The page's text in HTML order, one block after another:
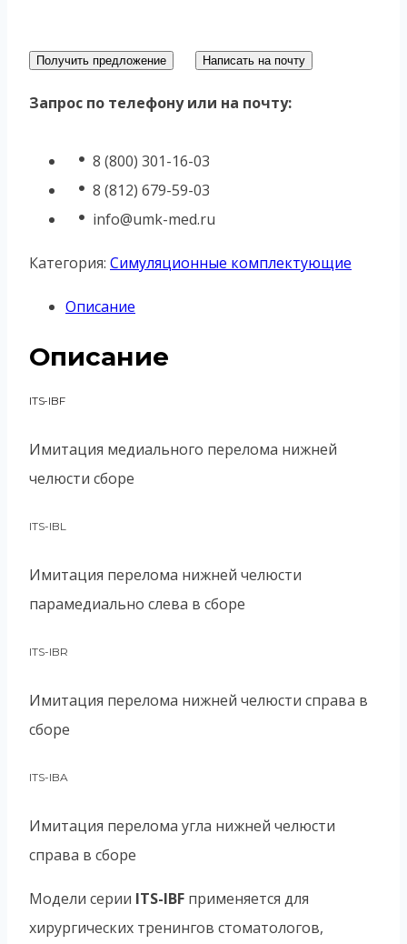
Получить предложение Написать на почту
Запрос по телефону или на почту:
8 (800) 301-16-03
8 (812) 679-59-03
info@umk-med.ru
Категория: Симуляционные комплектующие
Описание
Описание
ITS-IBF
Имитация медиального перелома нижней
челюсти сборе
ITS-IBL
Имитация перелома нижней челюсти
парамедиально слева в сборе
ITS-IBR
Имитация перелома нижней челюсти справа в
сборе
ITS-IBA
Имитация перелома угла нижней челюсти
справа в сборе
Модели серии ITS-IBF применяется для
хирургических тренингов стоматологов,